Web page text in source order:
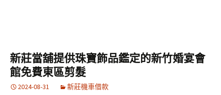
新莊當舖提供珠寶飾品鑑定的新竹婚宴會
館免費東區剪髮
2024-08-31 新莊機車借款